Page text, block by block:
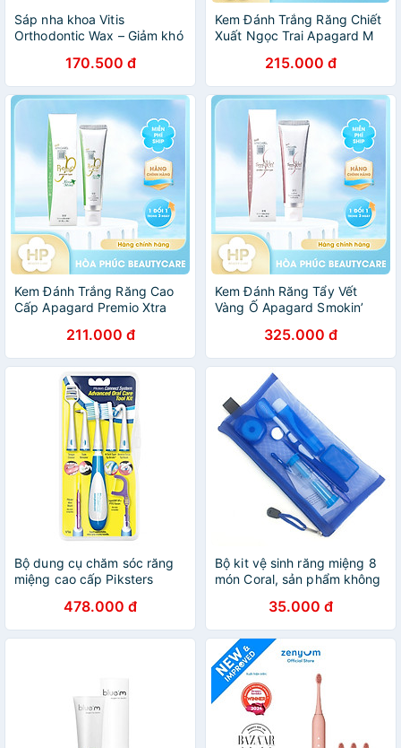
Sáp nha khoa Vitis
Orthodontic Wax – Giảm khó
hộp) - Nhập Khẩu Tây Ban
Nha
170.500 đ
Kem Đánh Trắng Răng Chiết
Xuất Ngọc Trai Apagard M
215.000 đ
Kem Đánh Trắng Răng Cao
Cấp Apagard Premio Xtra
211.000 đ
Kem Đánh Răng Tẩy Vết
Vàng Ố Apagard Smokin’
325.000 đ
Bộ dung cụ chăm sóc răng
miệng cao cấp Piksters
478.000 đ
Bộ kit vệ sinh răng miệng 8
món Coral, sản phẩm không
35.000 đ